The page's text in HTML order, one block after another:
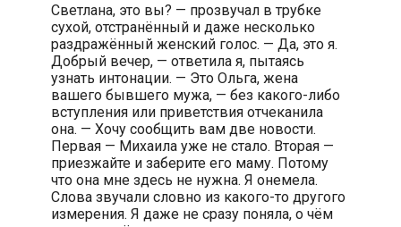
Светлана, это вы? — прозвучал в трубке
сухой, отстранённый и даже несколько
раздражённый женский голос. — Да, это я.
Добрый вечер, — ответила я, пытаясь
узнать интонации. — Это Ольга, жена
вашего бывшего мужа, — без какого-либо
вступления или приветствия отчеканила
она. — Хочу сообщить вам две новости.
Первая — Михаила уже не стало. Вторая —
приезжайте и заберите его маму. Потому
что она мне здесь не нужна. Я онемела.
Слова звучали словно из какого-то другого
измерения. Я даже не сразу поняла, о чём